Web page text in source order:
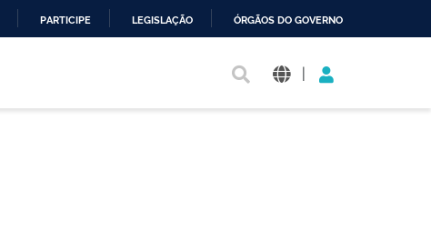
PARTICIPE LEGISLAÇÃO ÓRGÃOS DO GOVERNO
|